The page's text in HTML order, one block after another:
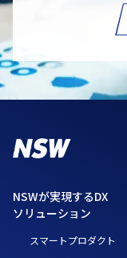
NSWが実現するDX
ソリューション
スマートプロダクト